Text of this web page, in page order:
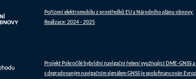
Pořízení elektromobilu z prostředků EU a Národního plánu obnovy.
Realizace: 2024 - 2025
Projekt Pokročilé hybridní navigační řešení využívající DME-GNSS
s degradovaným navigačním signálem GNSS je spolufinancován